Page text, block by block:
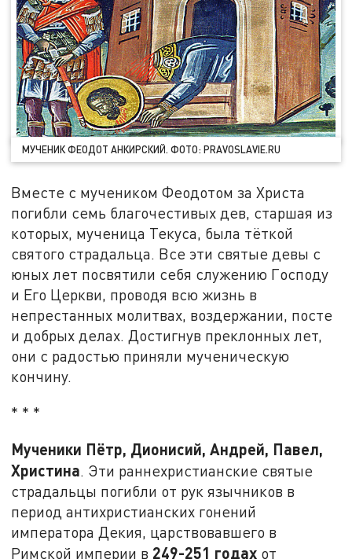
МУЧЕНИК ФЕОДОТ АНКИРСКИЙ. ФОТО: PRAVOSLAVIE.RU
Вместе с мучеником Феодотом за Христа
погибли семь благочестивых дев, старшая из
которых, мученица Текуса, была тёткой
святого страдальца. Все эти святые девы с
юных лет посвятили себя служению Господу
и Его Церкви, проводя всю жизнь в
непрестанных молитвах, воздержании, посте
и добрых делах. Достигнув преклонных лет,
они с радостью приняли мученическую
кончину.
* * *
Мученики Пётр, Дионисий, Андрей, Павел,
Христина. Эти раннехристианские святые
страдальцы погибли от рук язычников в
период антихристианских гонений
императора Декия, царствовавшего в
Римской империи в 249-251 годах от